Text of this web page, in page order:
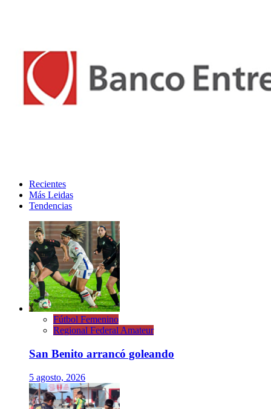
Recientes
Más Leidas
Tendencias
Fútbol Femenino
Regional Federal Amateur
San Benito arrancó goleando
5 agosto, 2026